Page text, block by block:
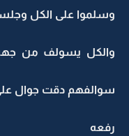
وسلموا على الكل
والكل يسولف من
سوالفهم دقت جوال
رفعه